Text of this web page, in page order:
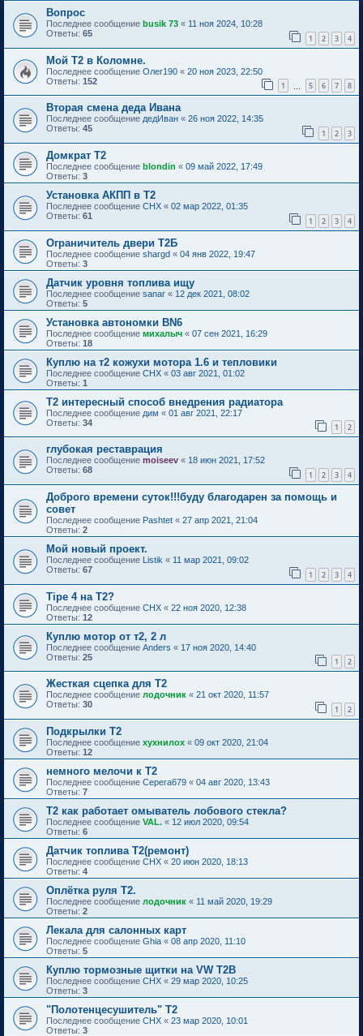
Вопрос
Последнее сообщение busik 73 « 11 ноя 2024, 10:28
Ответы: 65 1 2 3 4
Мой Т2 в Коломне.
Последнее сообщение Олег190 « 20 ноя 2023, 22:50
Ответы: 152 1 5 6 7 8
Вторая смена деда Ивана
Последнее сообщение дедИван « 26 ноя 2022, 14:35
Ответы: 45 1 2 3
Домкрат Т2
Последнее сообщение blondin « 09 май 2022, 17:49
Ответы: 3
Установка АКПП в Т2
Последнее сообщение CHX « 02 мар 2022, 01:35
Ответы: 61 1 2 3 4
Ограничитель двери Т2Б
Последнее сообщение shargd « 04 янв 2022, 19:47
Ответы: 3
Датчик уровня топлива ищу
Последнее сообщение sanar « 12 дек 2021, 08:02
Ответы: 5
Установка автономки BN6
Последнее сообщение михалыч « 07 сен 2021, 16:29
Ответы: 18
Куплю на т2 кожухи мотора 1.6 и тепловики
Последнее сообщение CHX « 03 авг 2021, 01:02
Ответы: 1
Т2 интересный способ внедрения радиатора
Последнее сообщение дим « 01 авг 2021, 22:17
Ответы: 34 1 2
глубокая реставрация
Последнее сообщение moiseev « 18 июн 2021, 17:52
Ответы: 68 1 2 3 4
Доброго времени суток!!!буду благодарен за помощь и
совет
Последнее сообщение Pashtet « 27 апр 2021, 21:04
Ответы: 2
Мой новый проект.
Последнее сообщение Listik « 11 мар 2021, 09:02
Ответы: 67 1 2 3 4
Tipe 4 на Т2?
Последнее сообщение CHX « 22 ноя 2020, 12:38
Ответы: 12
Куплю мотор от т2, 2 л
Последнее сообщение Anders « 17 ноя 2020, 14:40
Ответы: 25 1 2
Жесткая сцепка для Т2
Последнее сообщение лодочник « 21 окт 2020, 11:57
Ответы: 30 1 2
Подкрылки Т2
Последнее сообщение хухнилох « 09 окт 2020, 21:04
Ответы: 12
немного мелочи к Т2
Последнее сообщение Серега679 « 04 авг 2020, 13:43
Ответы: 7
Т2 как работает омыватель лобового стекла?
Последнее сообщение VAL. « 12 июл 2020, 09:54
Ответы: 6
Датчик топлива Т2(ремонт)
Последнее сообщение CHX « 20 июн 2020, 18:13
Ответы: 4
Оплётка руля Т2.
Последнее сообщение лодочник « 11 май 2020, 19:29
Ответы: 2
Лекала для салонных карт
Последнее сообщение Ghia « 08 апр 2020, 11:10
Ответы: 5
Куплю тормозные щитки на VW T2B
Последнее сообщение CHX « 29 мар 2020, 10:25
Ответы: 3
"Полотенцесушитель" Т2
Последнее сообщение CHX « 23 мар 2020, 10:01
Ответы: 3